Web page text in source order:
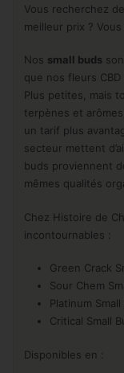
Vous recherchez
meilleur prix ?
Nos small buds
que nos fleurs
Plus petites, mais
terpènes et
un tarif plus
secteur mettent
buds proviennent
mêmes qualités
Chez Histoire de
incontournables :
Green Crack
Sour Chem
Platinum Small
Critical Small
Disponibles en :